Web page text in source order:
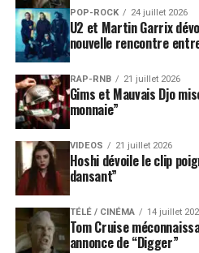
POP-ROCK 24 juillet 2026
U2 et Martin Garrix
nouvelle rencontre
RAP-RNB 21 juillet 2026
Gims et Mauvais Djo
monnaie”
VIDEOS 21 juillet 2026
Hoshi dévoile le clip
dansant”
TÉLÉ / CINÉMA 14 juillet
Tom Cruise
annonce de “Digger”